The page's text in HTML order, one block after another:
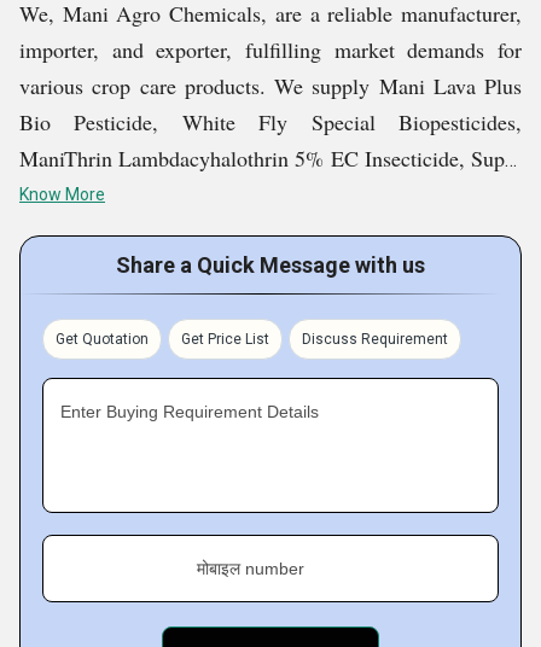
We, Mani Agro Chemicals, are a reliable manufacturer,
importer, and exporter, fulfilling market demands for
various crop care products. We supply Mani Lava Plus
Bio Pesticide, White Fly Special Biopesticides,
ManiThrin Lambdacyhalothrin 5% EC Insecticide, Super
Potassium Humate Shiny Powder, Plant Growth
Stimulant, White Bio Fungicide Powder, and many other
We have rich knowledge and experience of the industry,
which enables in bringing the best products. Our sound
facilities and diligent team further enhance our
Key Facts About Mani Agro Chemicals
Know More
Share a Quick Message with us
Get Quotation Get Price List Discuss Requirement
Enter Buying Requirement Details
मोबाइल number